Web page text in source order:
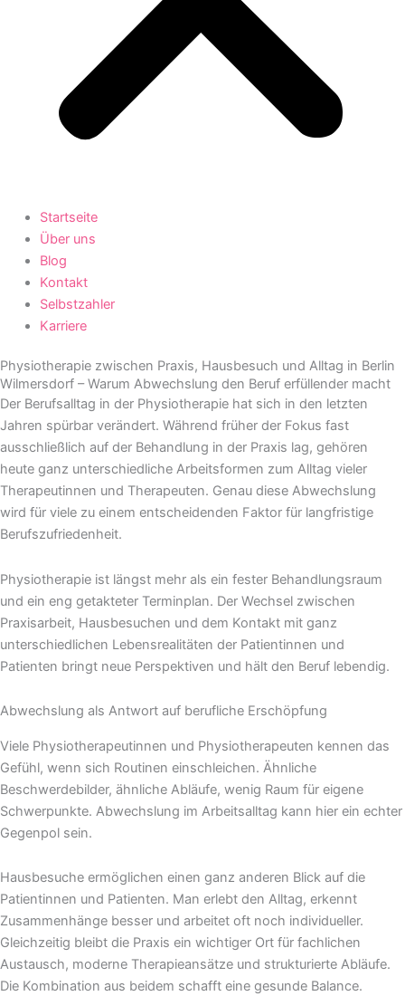
Startseite
Über uns
Blog
Kontakt
Selbstzahler
Karriere
Physiotherapie zwischen Praxis, Hausbesuch und Alltag in Berlin
Wilmersdorf – Warum Abwechslung den Beruf erfüllender macht
Der Berufsalltag in der Physiotherapie hat sich in den letzten
Jahren spürbar verändert. Während früher der Fokus fast
ausschließlich auf der Behandlung in der Praxis lag, gehören
heute ganz unterschiedliche Arbeitsformen zum Alltag vieler
Therapeutinnen und Therapeuten. Genau diese Abwechslung
wird für viele zu einem entscheidenden Faktor für langfristige
Berufszufriedenheit.
Physiotherapie ist längst mehr als ein fester Behandlungsraum
und ein eng getakteter Terminplan. Der Wechsel zwischen
Praxisarbeit, Hausbesuchen und dem Kontakt mit ganz
unterschiedlichen Lebensrealitäten der Patientinnen und
Patienten bringt neue Perspektiven und hält den Beruf lebendig.
Abwechslung als Antwort auf berufliche Erschöpfung
Viele Physiotherapeutinnen und Physiotherapeuten kennen das
Gefühl, wenn sich Routinen einschleichen. Ähnliche
Beschwerdebilder, ähnliche Abläufe, wenig Raum für eigene
Schwerpunkte. Abwechslung im Arbeitsalltag kann hier ein echter
Gegenpol sein.
Hausbesuche ermöglichen einen ganz anderen Blick auf die
Patientinnen und Patienten. Man erlebt den Alltag, erkennt
Zusammenhänge besser und arbeitet oft noch individueller.
Gleichzeitig bleibt die Praxis ein wichtiger Ort für fachlichen
Austausch, moderne Therapieansätze und strukturierte Abläufe.
Die Kombination aus beidem schafft eine gesunde Balance.